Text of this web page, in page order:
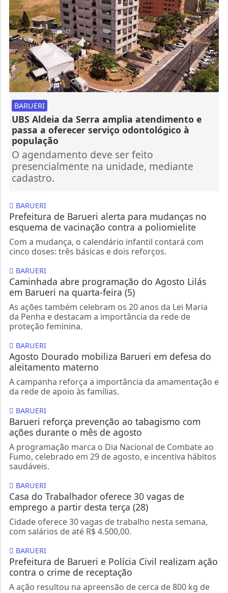
BARUERI
UBS Aldeia da Serra amplia atendimento e
passa a oferecer serviço odontológico à
população
O agendamento deve ser feito
presencialmente na unidade, mediante
cadastro.
BARUERI
Prefeitura de Barueri alerta para mudanças no
esquema de vacinação contra a poliomielite
Com a mudança, o calendário infantil contará com
cinco doses: três básicas e dois reforços.
BARUERI
Caminhada abre programação do Agosto Lilás
em Barueri na quarta-feira (5)
As ações também celebram os 20 anos da Lei Maria
da Penha e destacam a importância da rede de
proteção feminina.
BARUERI
Agosto Dourado mobiliza Barueri em defesa do
aleitamento materno
A campanha reforça a importância da amamentação e
da rede de apoio às famílias.
BARUERI
Barueri reforça prevenção ao tabagismo com
ações durante o mês de agosto
A programação marca o Dia Nacional de Combate ao
Fumo, celebrado em 29 de agosto, e incentiva hábitos
saudáveis.
BARUERI
Casa do Trabalhador oferece 30 vagas de
emprego a partir desta terça (28)
Cidade oferece 30 vagas de trabalho nesta semana,
com salários de até R$ 4.500,00.
BARUERI
Prefeitura de Barueri e Polícia Civil realizam ação
contra o crime de receptação
A ação resultou na apreensão de cerca de 800 kg de